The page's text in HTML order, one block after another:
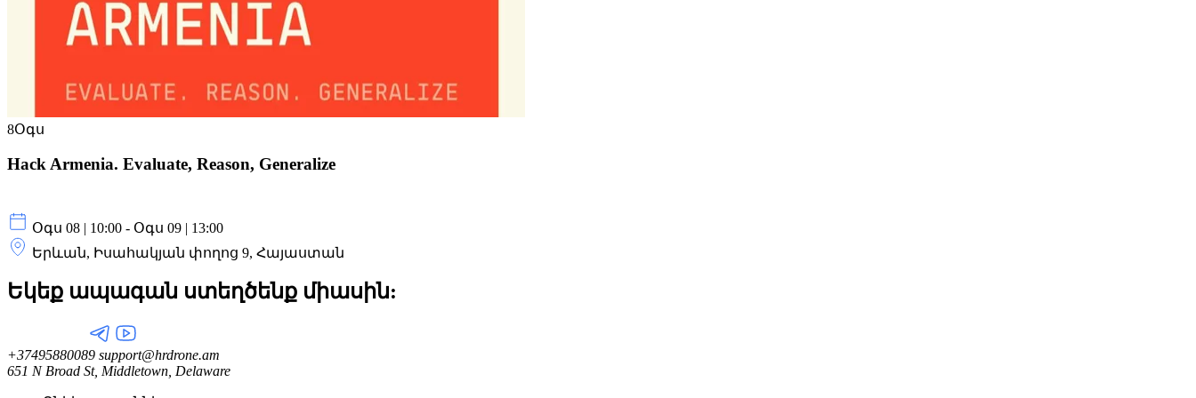
8Օգս
Hack Armenia. Evaluate, Reason, Generalize
Օգս 08 | 10:00 - Օգս 09 | 13:00
Երևան, Իսահակյան փողոց 9, Հայաստան
Եկեք ապագան ստեղծենք միասին:
+37495880089 support@hrdrone.am
651 N Broad St, Middletown, Delaware